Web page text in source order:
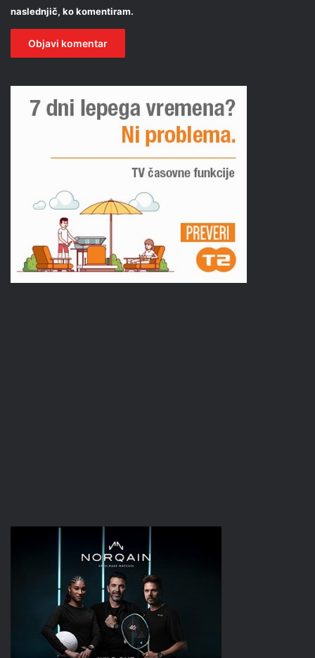
naslednjič, ko komentiram.